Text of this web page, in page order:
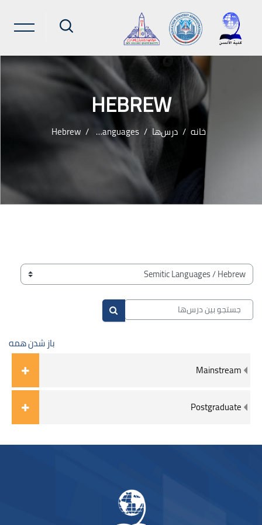
HEBREW
خانه درس‌ها Semitic Languages
Hebrew
بلوک‌ها
طبقه‌های درسی
جستجو بین درس‌ها
جستجو بین درس‌ها
باز شدن همه
Mainstream
Postgraduate
بلوک‌ها